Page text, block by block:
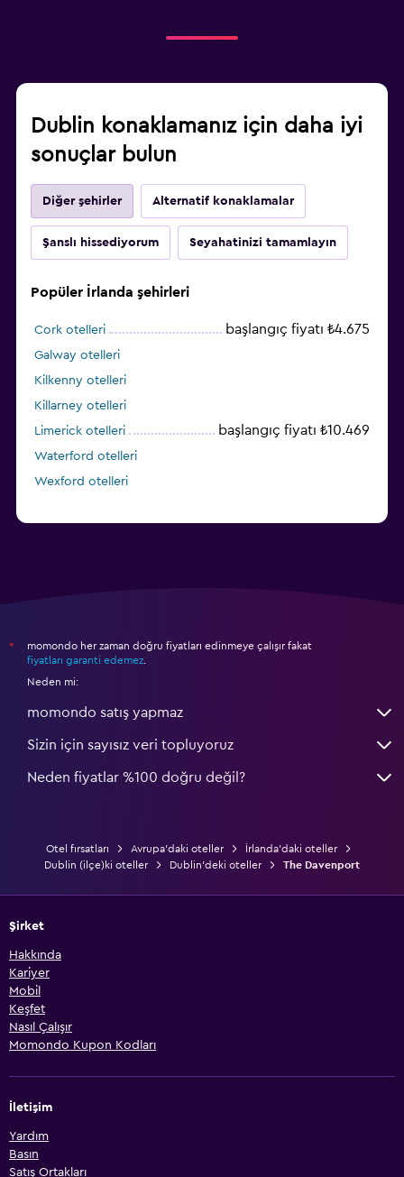
Dublin konaklamanız için daha iyi
sonuçlar bulun
Diğer şehirler Alternatif konaklamalar
Şanslı hissediyorum Seyahatinizi tamamlayın
Popüler İrlanda şehirleri
Cork otelleri başlangıç fiyatı ₺4.675
Galway otelleri
Kilkenny otelleri
Killarney otelleri
Limerick otelleri
başlangıç fiyatı ₺10.469
Waterford otelleri
Wexford otelleri
*
momondo her zaman doğru fiyatları edinmeye çalışır fakat
fiyatları garanti edemez
Neden mi:
momondo satış yapmaz
Sizin için sayısız veri topluyoruz
Neden fiyatlar %100 doğru değil?
Otel fırsatları Avrupa'daki oteller
İrlanda'daki oteller
Dublin (ilçe)ki oteller
Dublin'deki oteller The Davenport
Şirket
Hakkında
Kariyer
Mobil
Keşfet
Nasıl Çalışır
Momondo Kupon Kodları
İletişim
Yardım
Basın
Satış Ortakları